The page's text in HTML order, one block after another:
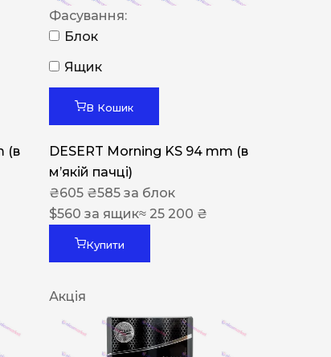
(в
Фасування:
Блок
Ящик
В Кошик
DESERT Morning KS 94 mm (в
мʼякій пачці)
₴605 ₴585 за блок
$560 за ящик≈ 25 200 ₴
Купити
Акція